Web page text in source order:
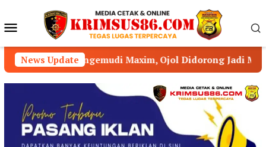
konten Menu
Mobile
News Update
Maxim, Ojol Didorong Jadi Mitra Strategis